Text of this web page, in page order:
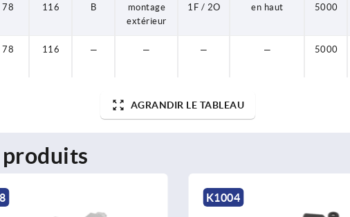
78 116 B
montage
extérieur
1F / 2O en haut 5000
78 116 — — — — 5000
AGRANDIR LE TABLEAU
produits
K1004 K1304